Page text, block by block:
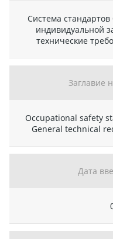
Система
индивидуальной
технические
Заглавие
Occupational safety
General technical
Дата